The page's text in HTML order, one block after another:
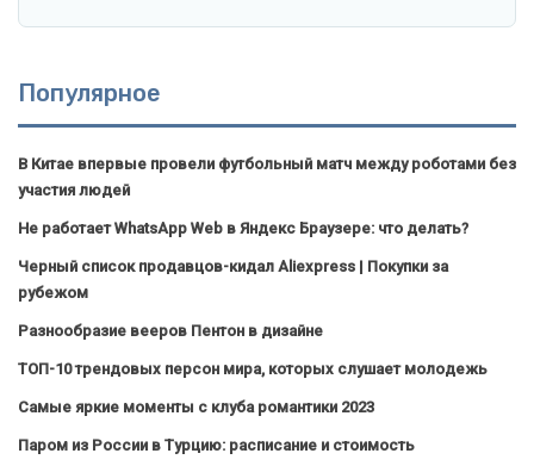
Популярное
В Китае впервые провели футбольный матч между роботами без
участия людей
Не работает WhatsApp Web в Яндекс Браузере: что делать?
Черный список продавцов-кидал Aliexpress | Покупки за
рубежом
Разнообразие вееров Пентон в дизайне
ТОП-10 трендовых персон мира, которых слушает молодежь
Самые яркие моменты с клуба романтики 2023
Паром из России в Турцию: расписание и стоимость